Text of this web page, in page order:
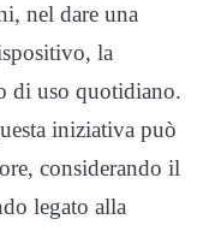
nel dare una
la
di uso quotidiano.
iniziativa può
considerando il
legato alla